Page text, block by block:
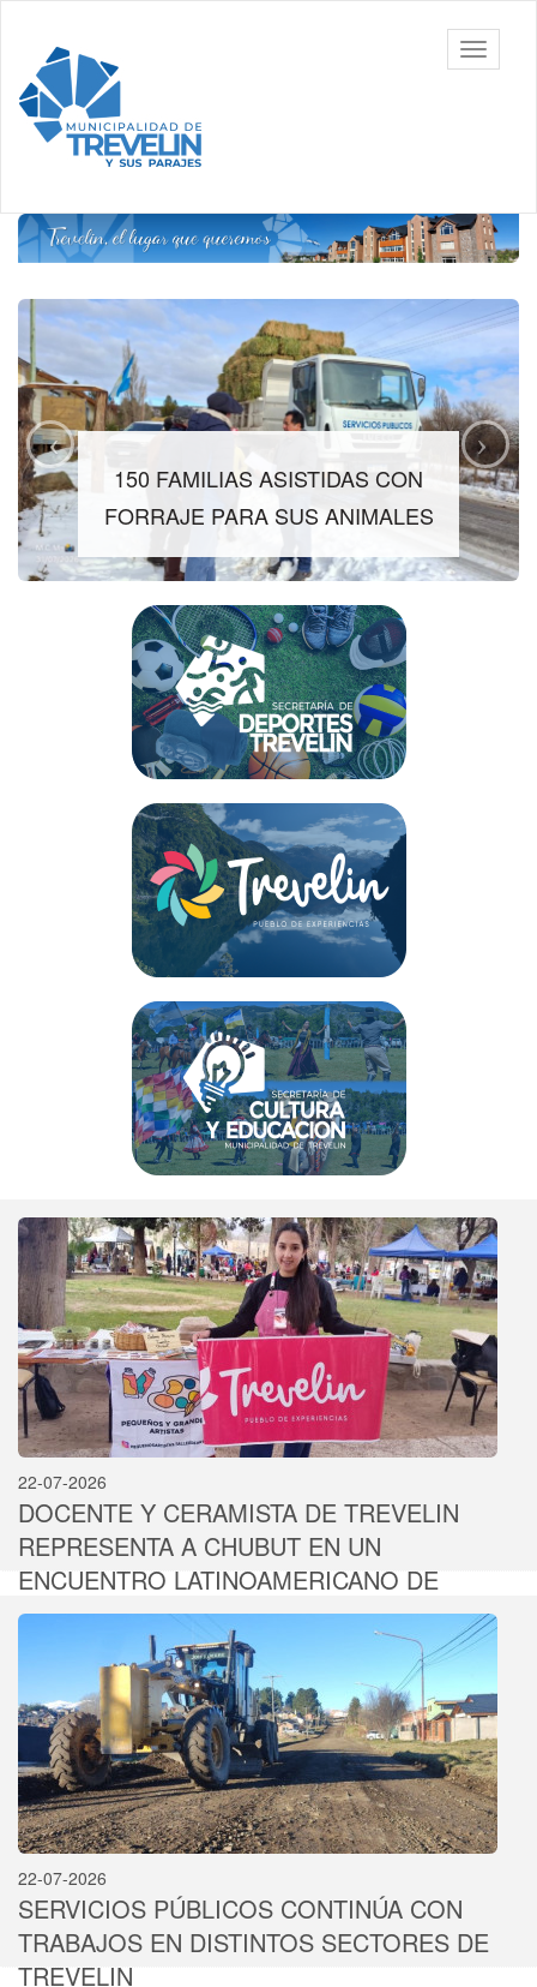
contenido
principal
Toggle
150 FAMILIAS ASISTIDAS CON
FORRAJE PARA SUS ANIMALES
22-07-2026
DOCENTE Y CERAMISTA DE TREVELIN
REPRESENTA A CHUBUT EN UN
ENCUENTRO LATINOAMERICANO DE
CERÁMICA
22-07-2026
SERVICIOS PÚBLICOS CONTINÚA CON
TRABAJOS EN DISTINTOS SECTORES DE
TREVELIN